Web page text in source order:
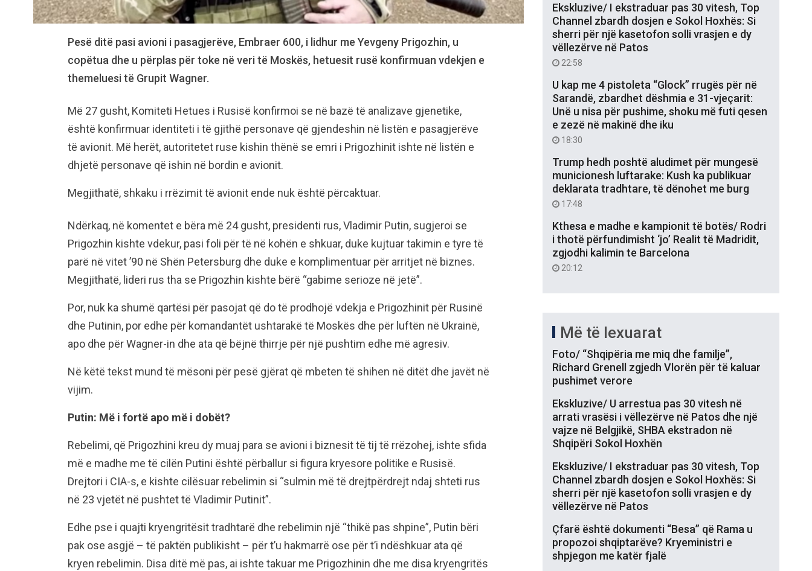
Pesë ditë pasi avioni i pasagjerëve, Embraer 600, i lidhur me Yevgeny Prigozhin, u
copëtua dhe u përplas për toke në veri të Moskës, hetuesit rusë konfirmuan vdekjen e
themeluesi të Grupit Wagner.
Më 27 gusht, Komiteti Hetues i Rusisë konfirmoi se në bazë të analizave gjenetike,
është konfirmuar identiteti i të gjithë personave që gjendeshin në listën e pasagjerëve
të avionit. Më herët, autoritetet ruse kishin thënë se emri i Prigozhinit ishte në listën e
dhjetë personave që ishin në bordin e avionit.
Megjithatë, shkaku i rrëzimit të avionit ende nuk është përcaktuar.
Ndërkaq, në komentet e bëra më 24 gusht, presidenti rus, Vladimir Putin, sugjeroi se
Prigozhin kishte vdekur, pasi foli për të në kohën e shkuar, duke kujtuar takimin e tyre të
parë në vitet ’90 në Shën Petersburg dhe duke e komplimentuar për arritjet në biznes.
Megjithatë, lideri rus tha se Prigozhin kishte bërë “gabime serioze në jetë”.
Por, nuk ka shumë qartësi për pasojat që do të prodhojë vdekja e Prigozhinit për Rusinë
dhe Putinin, por edhe për komandantët ushtarakë të Moskës dhe për luftën në Ukrainë,
apo dhe për Wagner-in dhe ata që bëjnë thirrje për një pushtim edhe më agresiv.
Në këtë tekst mund të mësoni për pesë gjërat që mbeten të shihen në ditët dhe javët në
vijim.
Putin: Më i fortë apo më i dobët?
Rebelimi, që Prigozhini kreu dy muaj para se avioni i biznesit të tij të rrëzohej, ishte sfida
më e madhe me të cilën Putini është përballur si figura kryesore politike e Rusisë.
Drejtori i CIA-s, e kishte cilësuar rebelimin si “sulmin më të drejtpërdrejt ndaj shteti rus
në 23 vjetët në pushtet të Vladimir Putinit”.
Edhe pse i quajti kryengritësit tradhtarë dhe rebelimin një “thikë pas shpine”, Putin bëri
pak ose asgjë – të paktën publikisht – për t’u hakmarrë ose për t’i ndëshkuar ata që
kryen rebelimin. Disa ditë më pas, ai ishte takuar me Prigozhinin dhe me disa kryengritës
Ekskluzive/ I ekstraduar pas 30 vitesh, Top
Channel zbardh dosjen e Sokol Hoxhës: Si
sherri për një kasetofon solli vrasjen e dy
vëllezërve në Patos
22:58
U kap me 4 pistoleta “Glock” rrugës për në
Sarandë, zbardhet dëshmia e 31-vjeçarit:
Unë u nisa për pushime, shoku më futi qesen
e zezë në makinë dhe iku
18:30
Trump hedh poshtë aludimet për mungesë
municionesh luftarake: Kush ka publikuar
deklarata tradhtare, të dënohet me burg
17:48
Kthesa e madhe e kampionit të botës/ Rodri
i thotë përfundimisht ‘jo’ Realit të Madridit,
zgjodhi kalimin te Barcelona
20:12
Më të lexuarat
Foto/ “Shqipëria me miq dhe familje”,
Richard Grenell zgjedh Vlorën për të kaluar
pushimet verore
Ekskluzive/ U arrestua pas 30 vitesh në
arrati vrasësi i vëllezërve në Patos dhe një
vajze në Belgjikë, SHBA ekstradon në
Shqipëri Sokol Hoxhën
Ekskluzive/ I ekstraduar pas 30 vitesh, Top
Channel zbardh dosjen e Sokol Hoxhës: Si
sherri për një kasetofon solli vrasjen e dy
vëllezërve në Patos
Çfarë është dokumenti “Besa” që Rama u
propozoi shqiptarëve? Kryeministri e
shpjegon me katër fjalë